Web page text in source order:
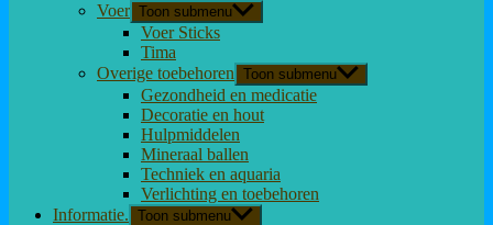
Voer Toon submenu
Voer Sticks
Tima
Overige toebehoren Toon submenu
Gezondheid en medicatie
Decoratie en hout
Hulpmiddelen
Mineraal ballen
Techniek en aquaria
Verlichting en toebehoren
Informatie. Toon submenu